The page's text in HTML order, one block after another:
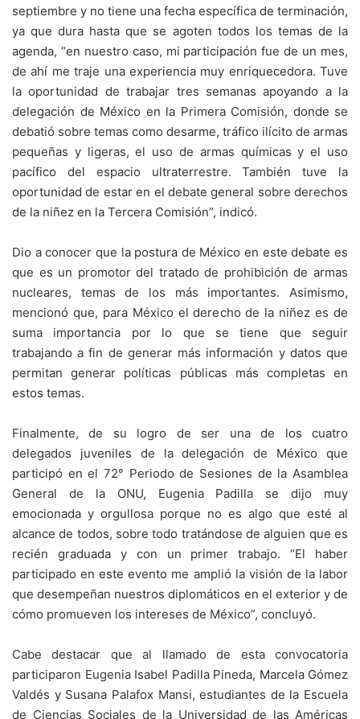
septiembre y no tiene una fecha específica de terminación,
ya que dura hasta que se agoten todos los temas de la
agenda, “en nuestro caso, mi participación fue de un mes,
de ahí me traje una experiencia muy enriquecedora. Tuve
la oportunidad de trabajar tres semanas apoyando a la
delegación de México en la Primera Comisión, donde se
debatió sobre temas como desarme, tráfico ilícito de armas
pequeñas y ligeras, el uso de armas químicas y el uso
pacífico del espacio ultraterrestre. También tuve la
oportunidad de estar en el debate general sobre derechos
de la niñez en la Tercera Comisión”, indicó.
Dio a conocer que la postura de México en este debate es
que es un promotor del tratado de prohibición de armas
nucleares, temas de los más importantes. Asimismo,
mencionó que, para México el derecho de la niñez es de
suma importancia por lo que se tiene que seguir
trabajando a fin de generar más información y datos que
permitan generar políticas públicas más completas en
estos temas.
Finalmente, de su logro de ser una de los cuatro
delegados juveniles de la delegación de México que
participó en el 72° Periodo de Sesiones de la Asamblea
General de la ONU, Eugenia Padilla se dijo muy
emocionada y orgullosa porque no es algo que esté al
alcance de todos, sobre todo tratándose de alguien que es
recién graduada y con un primer trabajo. “El haber
participado en este evento me amplió la visión de la labor
que desempeñan nuestros diplomáticos en el exterior y de
cómo promueven los intereses de México”, concluyó.
Cabe destacar que al llamado de esta convocatoria
participaron Eugenia Isabel Padilla Pineda, Marcela Gómez
Valdés y Susana Palafox Mansi, estudiantes de la Escuela
de Ciencias Sociales de la Universidad de las Américas